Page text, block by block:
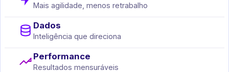
Mais agilidade, menos retrabalho
Dados
Inteligência que direciona
Performance
Resultados mensuráveis